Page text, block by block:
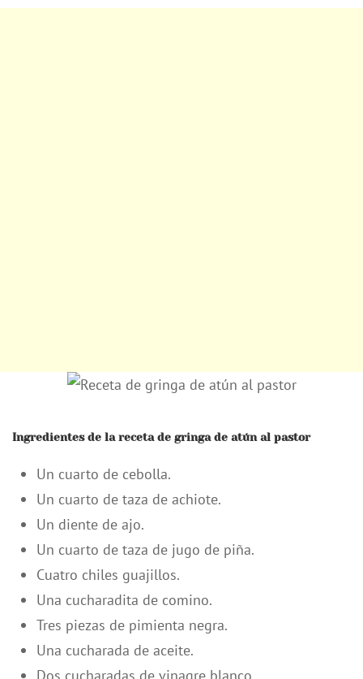
Ingredientes de la receta de gringa de atún al pastor
Un cuarto de cebolla.
Un cuarto de taza de achiote.
Un diente de ajo.
Un cuarto de taza de jugo de piña.
Cuatro chiles guajillos.
Una cucharadita de comino.
Tres piezas de pimienta negra.
Una cucharada de aceite.